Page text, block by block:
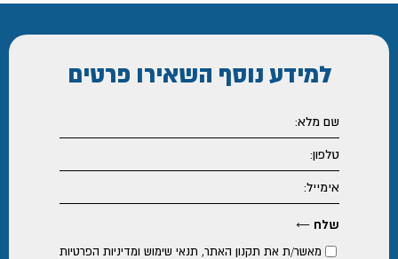
למידע נוסף השאירו פרטים
מאשר/ת את תקנון האתר, תנאי שימוש ומדיניות הפרטיות